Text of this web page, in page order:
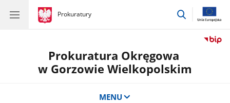
gov.pl
Prokuratury
gov.pl
Prokuratury
przejdź
Prokuratura Okręgowa
w Gorzowie Wielkopolskim
MENU